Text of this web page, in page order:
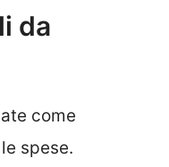
da
come
spese.